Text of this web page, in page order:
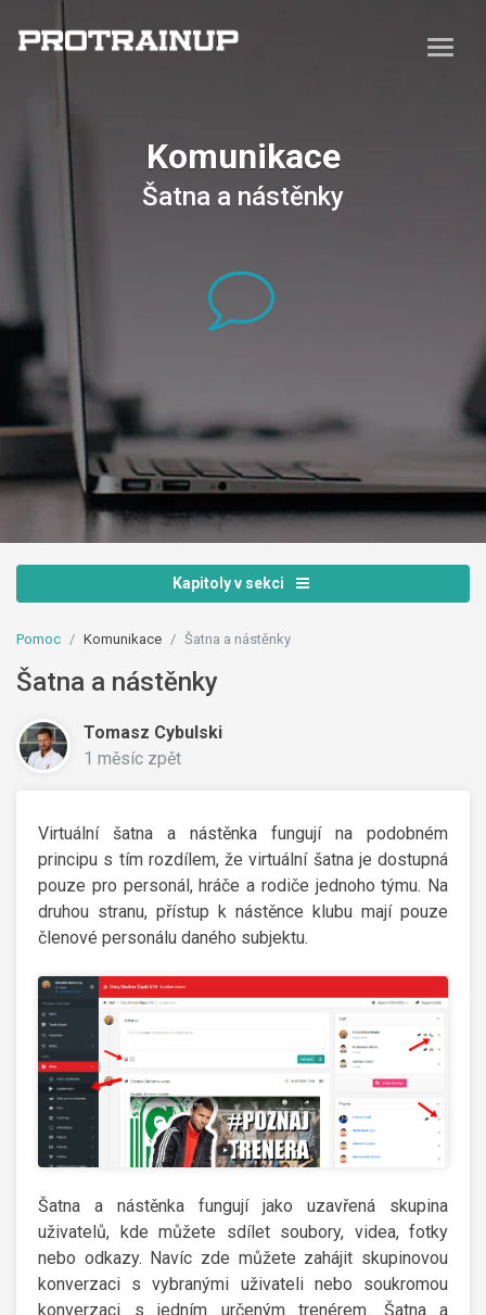
Komunikace
Šatna a nástěnky
Kapitoly v sekci
Pomoc Komunikace Šatna a nástěnky
Šatna a nástěnky
Tomasz Cybulski
1 měsíc zpět
Virtuální šatna a nástěnka fungují na podobném
principu s tím rozdílem, že virtuální šatna je dostupná
pouze pro personál, hráče a rodiče jednoho týmu. Na
druhou stranu, přístup k nástěnce klubu mají pouze
členové personálu daného subjektu.
Šatna a nástěnka fungují jako uzavřená skupina
uživatelů, kde můžete sdílet soubory, videa, fotky
nebo odkazy. Navíc zde můžete zahájit skupinovou
konverzaci s vybranými uživateli nebo soukromou
konverzaci s jedním určeným trenérem. Šatna a